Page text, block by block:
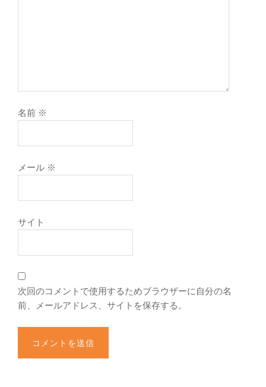
名前 ※
メール ※
サイト
次回のコメントで使用するためブラウザーに自分の名
前、メールアドレス、サイトを保存する。